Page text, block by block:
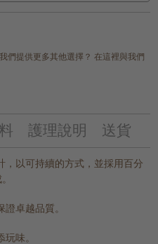
們提供更多其他選擇？ 在這裡與我們
護理說明 送貨
，以可持續的方式，並採用百分
卓越品質。
味。